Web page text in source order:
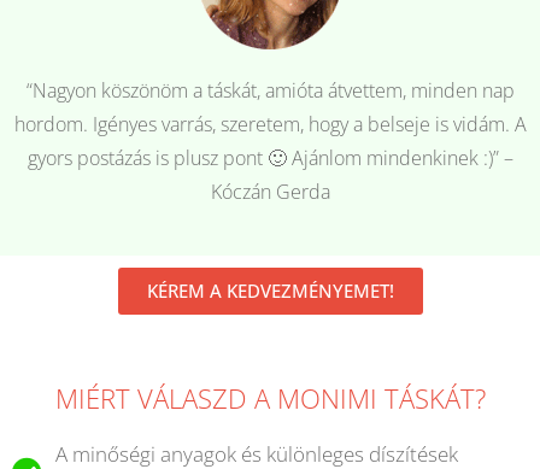
“Nagyon köszönöm a táskát, amióta átvettem, minden nap
hordom. Igényes varrás, szeretem, hogy a belseje is vidám. A
gyors postázás is plusz pont 🙂 Ajánlom mindenkinek :)” –
Kóczán Gerda
KÉREM A KEDVEZMÉNYEMET!
MIÉRT VÁLASZD A MONIMI TÁSKÁT?
A minőségi anyagok és különleges díszítések